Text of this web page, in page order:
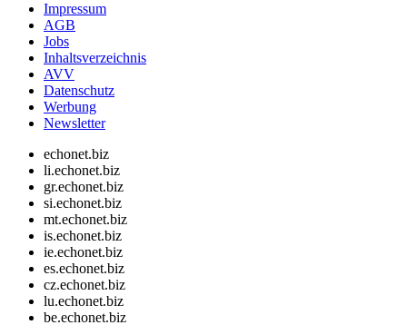
Impressum
AGB
Jobs
Inhaltsverzeichnis
AVV
Datenschutz
Werbung
Newsletter
echonet.biz
li.echonet.biz
gr.echonet.biz
si.echonet.biz
mt.echonet.biz
is.echonet.biz
ie.echonet.biz
es.echonet.biz
cz.echonet.biz
lu.echonet.biz
be.echonet.biz